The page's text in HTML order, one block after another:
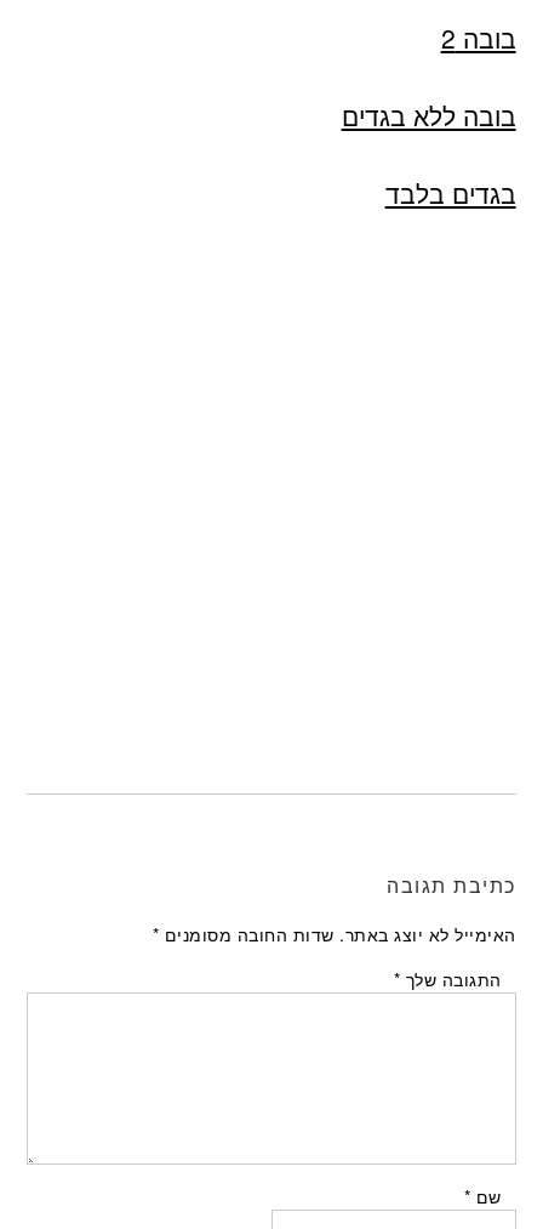
בובה 2
בובה ללא בגדים
בגדים בלבד
כתיבת תגובה
האימייל לא יוצג באתר. שדות החובה מסומנים *
התגובה שלך *
שם *